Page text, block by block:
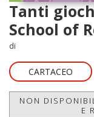
Tanti
School of
di
CARTACEO
NON
E